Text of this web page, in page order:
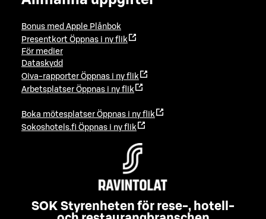
Bonus med Apple Plånbok
Presentkort Öppnas i ny flik
För medier
Dataskydd
Oiva-rapporter Öppnas i ny flik
Arbetsplatser Öppnas i ny flik
Boka mötesplatser Öppnas i ny flik
Sokoshotels.fi Öppnas i ny flik
SOK Styrenheten för rese-, hotell-